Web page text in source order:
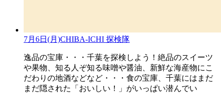
7月6日(月)CHIBA-ICHI 探検隊
逸品の宝庫・・・千葉を探検しよう！絶品のスイーツ
や果物、知る人ぞ知る味噌や醤油、新鮮な海産物にこ
だわりの地酒などなど・・・食の宝庫、千葉にはまだ
まだ隠された「おいしい！」がいっぱい潜んでい